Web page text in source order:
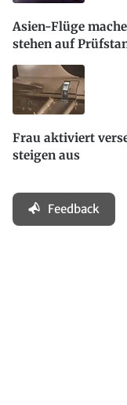
Asien-Flüge
stehen auf
Frau aktiviert
steigen aus
Feedback